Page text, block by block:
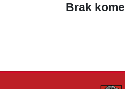
Brak